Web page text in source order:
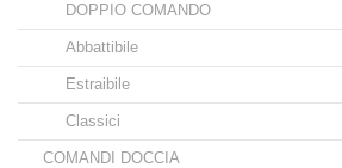
DOPPIO COMANDO
Abbattibile
Estraibile
Classici
COMANDI DOCCIA